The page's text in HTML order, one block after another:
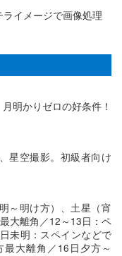
イメージで画像処理
明かりゼロの好条件！
星空撮影。初級者向け
～明け方）、土星（宵
大離角／12～13日：ペ
未明：スペインなどで
大離角／16日夕方～